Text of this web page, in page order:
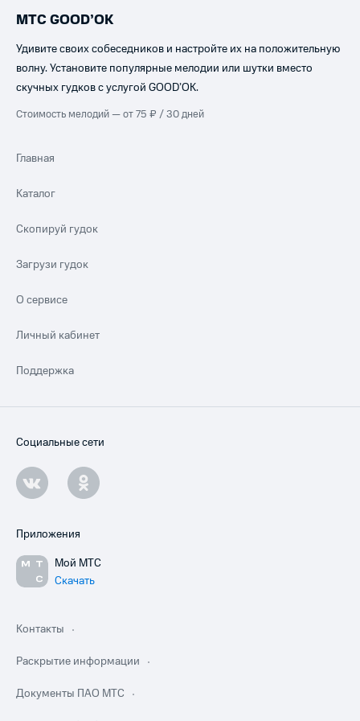
МТС GOOD’OK
Удивите своих собеседников и настройте их на положительную
волну. Установите популярные мелодии или шутки вместо
скучных гудков с услугой GOOD’OK.
Стоимость мелодий — от 75 ₽ / 30 дней
Главная
Каталог
Скопируй гудок
Загрузи гудок
О сервисе
Личный кабинет
Поддержка
Социальные сети
Приложения
Мой МТС
Скачать
Контакты
Раскрытие информации
Документы ПАО МТС